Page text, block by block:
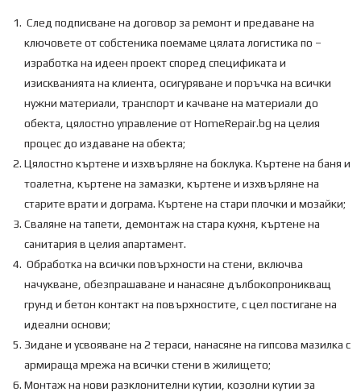
След подписване на договор за ремонт и предаване на
ключовете от собстеника поемаме цялата логистика по –
изработка на идеен проект според спецификата и
изискванията на клиента, осигуряване и поръчка на всички
нужни материали, транспорт и качване на материали до
обекта, цялостно управление от HomeRepair.bg на целия
процес до издаване на обекта;
Цялостно къртене и изхвърляне на боклука. Къртене на баня и
тоалетна, къртене на замазки, къртене и изхвърляне на
старите врати и дограма. Къртене на стари плочки и мозайки;
Сваляне на тапети, демонтаж на стара кухня, къртене на
санитария в целия апартамент.
Обработка на всички повърхности на стени, включва
начукване, обезпрашаване и нанасяне дълбокопроникващ
грунд и бетон контакт на повърхностите, с цел постигане на
идеални основи;
Зидане и усвояване на 2 тераси, нанасяне на гипсова мазилка с
армираща мрежа на всички стени в жилището;
Монтаж на нови разклонителни кутии, козолни кутии за